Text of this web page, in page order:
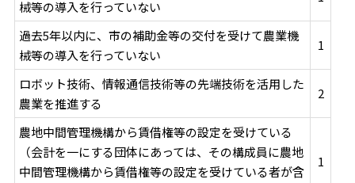
械等の導入を行っていない
過去5年以内に、市の補助金等の交付を受けて農業機
械等の導入を行っていない
1
ロボット技術、情報通信技術等の先端技術を活用した
農業を推進する
2
農地中間管理機構から賃借権等の設定を受けている
（会計を一にする団体にあっては、その構成員に農地
中間管理機構から賃借権等の設定を受けている者が含
1